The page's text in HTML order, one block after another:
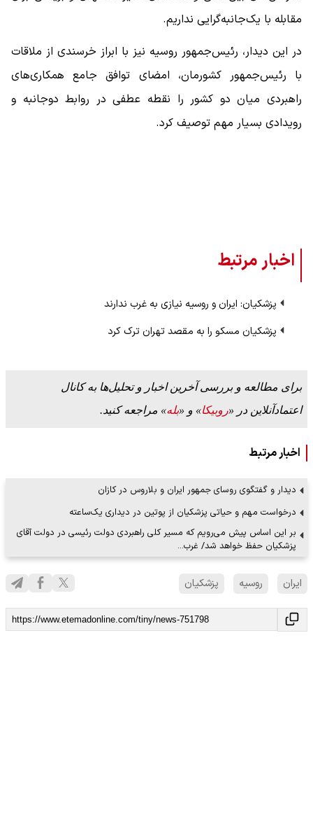
مقابله با یک‌جانبه‌گرایی نداریم.
در این دیدار، رئیس‌جمهور روسیه نیز با ابراز خرسندی از ملاقات
با رئیس‌جمهور کشورمان، امضای توافق جامع همکاری‌های
راهبردی میان دو کشور را نقطه عطفی در روابط دوجانبه و
رویدادی بسیار مهم توصیف کرد.
اخبار مرتبط
پزشکیان: ایران و روسیه نیازی به غرب ندارند
پزشکیان مسکو را به مقصد تهران ترک کرد
برای مطالعه و بررسی آخرین اخبار و تحلیل‌ها به کانال
اعتمادآنلاین در «روبیکا» و «بله» مراجعه کنید.
اخبار مرتبط
دیدار و گفتگوی روسای جمهور ایران و بلاروس در کازان
درخواست مهم و حیاتی پزشکیان از پوتین در دیداری یک‌ساعته
بر این اساس پیش می‌رویم که مسیر کلی راهبردی دولت رئیسی در دولت آقای
پزشکیان حفظ خواهد شد/ غرب…
ایران روسیه پزشکیان